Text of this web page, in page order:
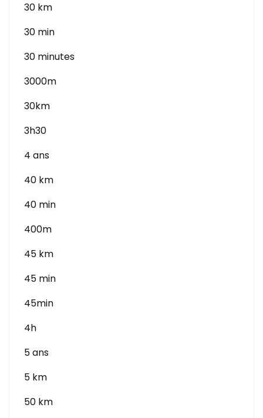
30 km
30 min
30 minutes
3000m
30km
3h30
4 ans
40 km
40 min
400m
45 km
45 min
45min
4h
5 ans
5 km
50 km